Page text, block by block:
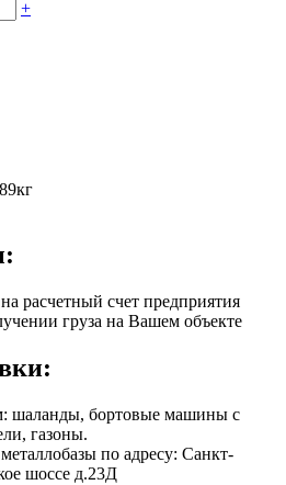
+
расчетный счет предприятия
груза на Вашем объекте
шаланды, бортовые машины с
газоны.
по адресу: Санкт-
шоссе д.23Д